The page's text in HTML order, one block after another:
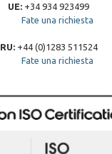
UE: +34 934 923499
Fate una richiesta
RU:+44 (0)1283 511524
Fate una richiesta